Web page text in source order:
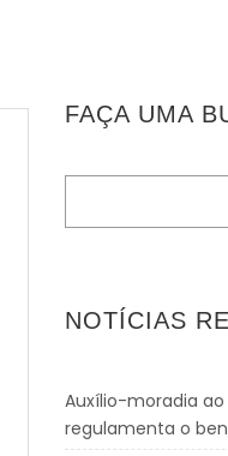
FAÇA UMA
NOTÍCIAS
Auxílio-moradia
regulamenta o